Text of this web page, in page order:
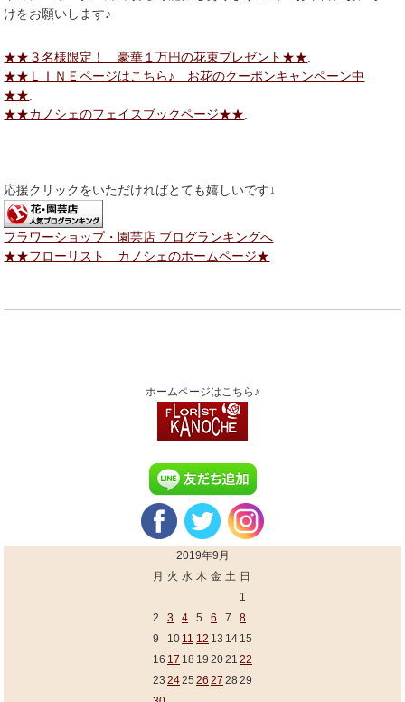
けをお願いします♪
★★３名様限定！ 豪華１万円の花束プレゼント★★
★★ＬＩＮＥページはこちら♪ お花のクーポンキャンペーン中
★★
★★カノシェのフェイスブックページ★★
応援クリックをいただければとても嬉しいです↓
フラワーショップ・園芸店 ブログランキングへ
★★フローリスト カノシェのホームページ★
ホームページはこちら♪
2019年9月
月 火 水 木 金 土 日
1
2
3 4 5 6 7
8
9
10 11 12 13 14 15
16 17 18 19 2021 22
23 2425 26 27 28 29